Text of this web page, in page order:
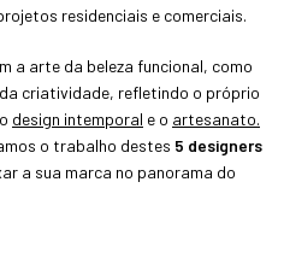
residenciais e comerciais.
a arte da beleza funcional, como
criatividade, refletindo o próprio
design intemporal e o artesanato.
o trabalho destes 5 designers
a sua marca no panorama do